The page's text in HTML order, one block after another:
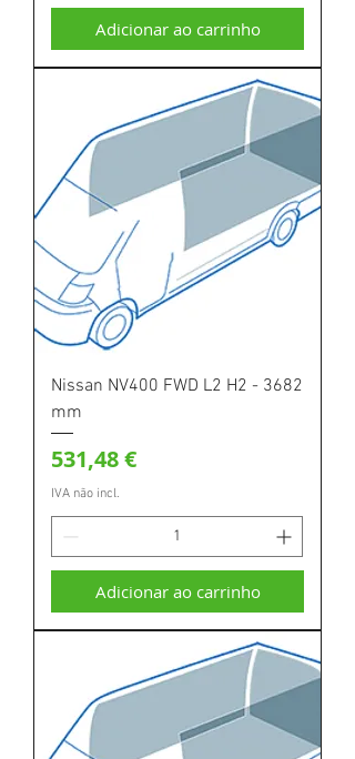
Adicionar ao carrinho
Nissan NV400 FWD L2 H2 - 3682
mm
Preço
531,48 €
IVA não incl.
Adicionar ao carrinho